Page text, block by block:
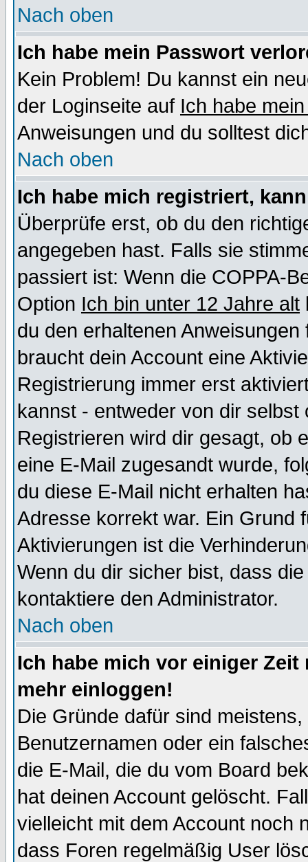
Nach oben
Ich habe mein Passwort
Kein Problem! Du kannst ein
der Loginseite auf Ich habe
Anweisungen und du solltest
Nach oben
Ich habe mich registriert,
Überprüfe erst, ob du den
angegeben hast. Falls sie
passiert ist: Wenn die COPPA-
Option Ich bin unter 12 Jahre alt
du den erhaltenen
braucht dein Account eine
Registrierung immer erst
kannst - entweder von dir selbst
Registrieren wird dir gesagt, ob
eine E-Mail zugesandt wurde,
du diese E-Mail nicht erhalten
Adresse korrekt war. Ein Grund
Aktivierungen ist die
Wenn du dir sicher bist, dass
kontaktiere den Administrator.
Nach oben
Ich habe mich vor einiger
mehr einloggen!
Die Gründe dafür sind
Benutzernamen oder ein
die E-Mail, die du vom Board
hat deinen Account gelöscht.
vielleicht mit dem Account noch
dass Foren regelmäßig User